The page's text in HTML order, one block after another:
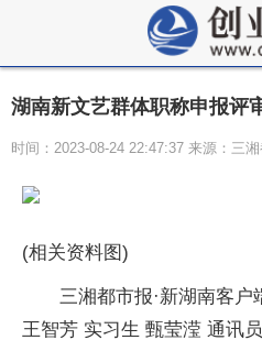
湖南新文艺群体职称申报评
时间：2023-08-24 22:47:37 来源：三
(相关资料图)
三湘都市报·新湖南客
王智芳 实习生 甄莹滢 通讯